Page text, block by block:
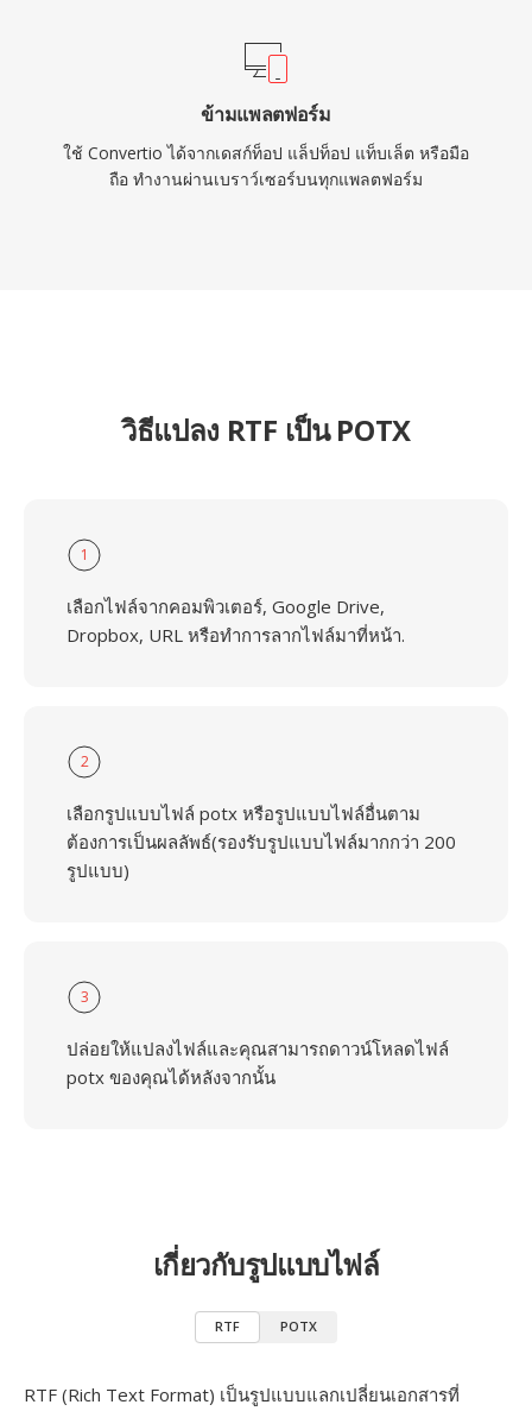
ข้ามแพลตฟอร์ม
ใช้ Convertio ได้จากเดสก์ท็อป แล็ปท็อป แท็บเล็ต หรือมือ
ถือ ทำงานผ่านเบราว์เซอร์บนทุกแพลตฟอร์ม
วิธีแปลง RTF เป็น POTX
1
เลือกไฟล์จากคอมพิวเตอร์, Google Drive,
Dropbox, URL หรือทำการลากไฟล์มาที่หน้า.
2
เลือกรูปแบบไฟล์ potx หรือรูปแบบไฟล์อื่นตาม
ต้องการเป็นผลลัพธ์(รองรับรูปแบบไฟล์มากกว่า 200
รูปแบบ)
3
ปล่อยให้แปลงไฟล์และคุณสามารถดาวน์โหลดไฟล์
potx ของคุณได้หลังจากนั้น
เกี่ยวกับรูปแบบไฟล์
RTF POTX
RTF (Rich Text Format) เป็นรูปแบบแลกเปลี่ยนเอกสารที่